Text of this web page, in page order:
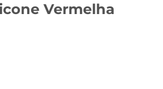
Vermelha